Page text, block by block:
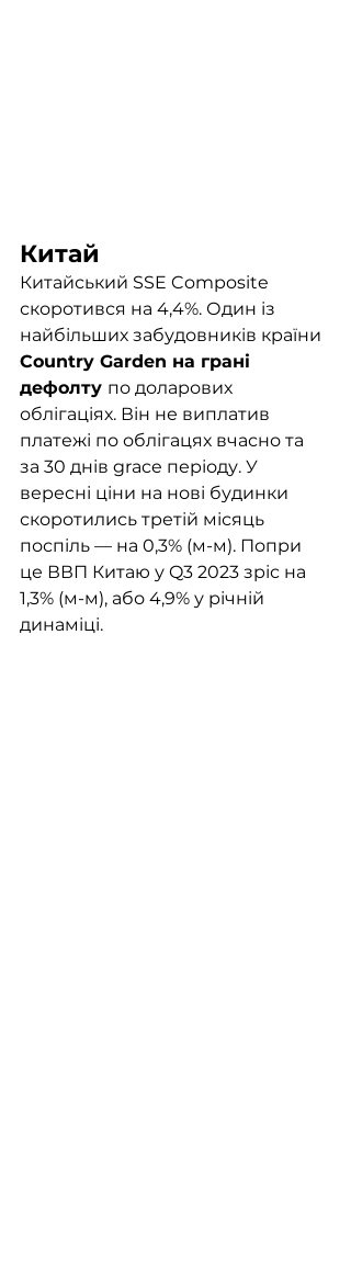
Китай
Китайський SSE Composite
скоротився на 4,4%. Один із
найбільших забудовників країни
Country Garden на грані
дефолту по доларових
облігаціях. Він не виплатив
платежі по облігацях вчасно та
за 30 днів grace періоду. У
вересні ціни на нові будинки
скоротились третій місяць
поспіль — на 0,3% (м-м). Попри
це ВВП Китаю у Q3 2023 зріс на
1,3% (м-м), або 4,9% у річній
динаміці.